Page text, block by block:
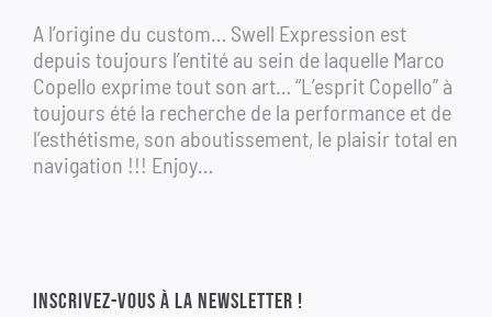
A l’origine du custom… Swell Expression est
depuis toujours l’entité au sein de laquelle Marco
Copello exprime tout son art… “L’esprit Copello” à
toujours été la recherche de la performance et de
l’esthétisme, son aboutissement, le plaisir total en
navigation !!! Enjoy…
INSCRIVEZ-VOUS À LA NEWSLETTER !